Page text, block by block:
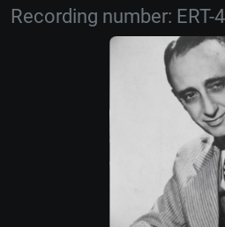
Recording number: ERT-